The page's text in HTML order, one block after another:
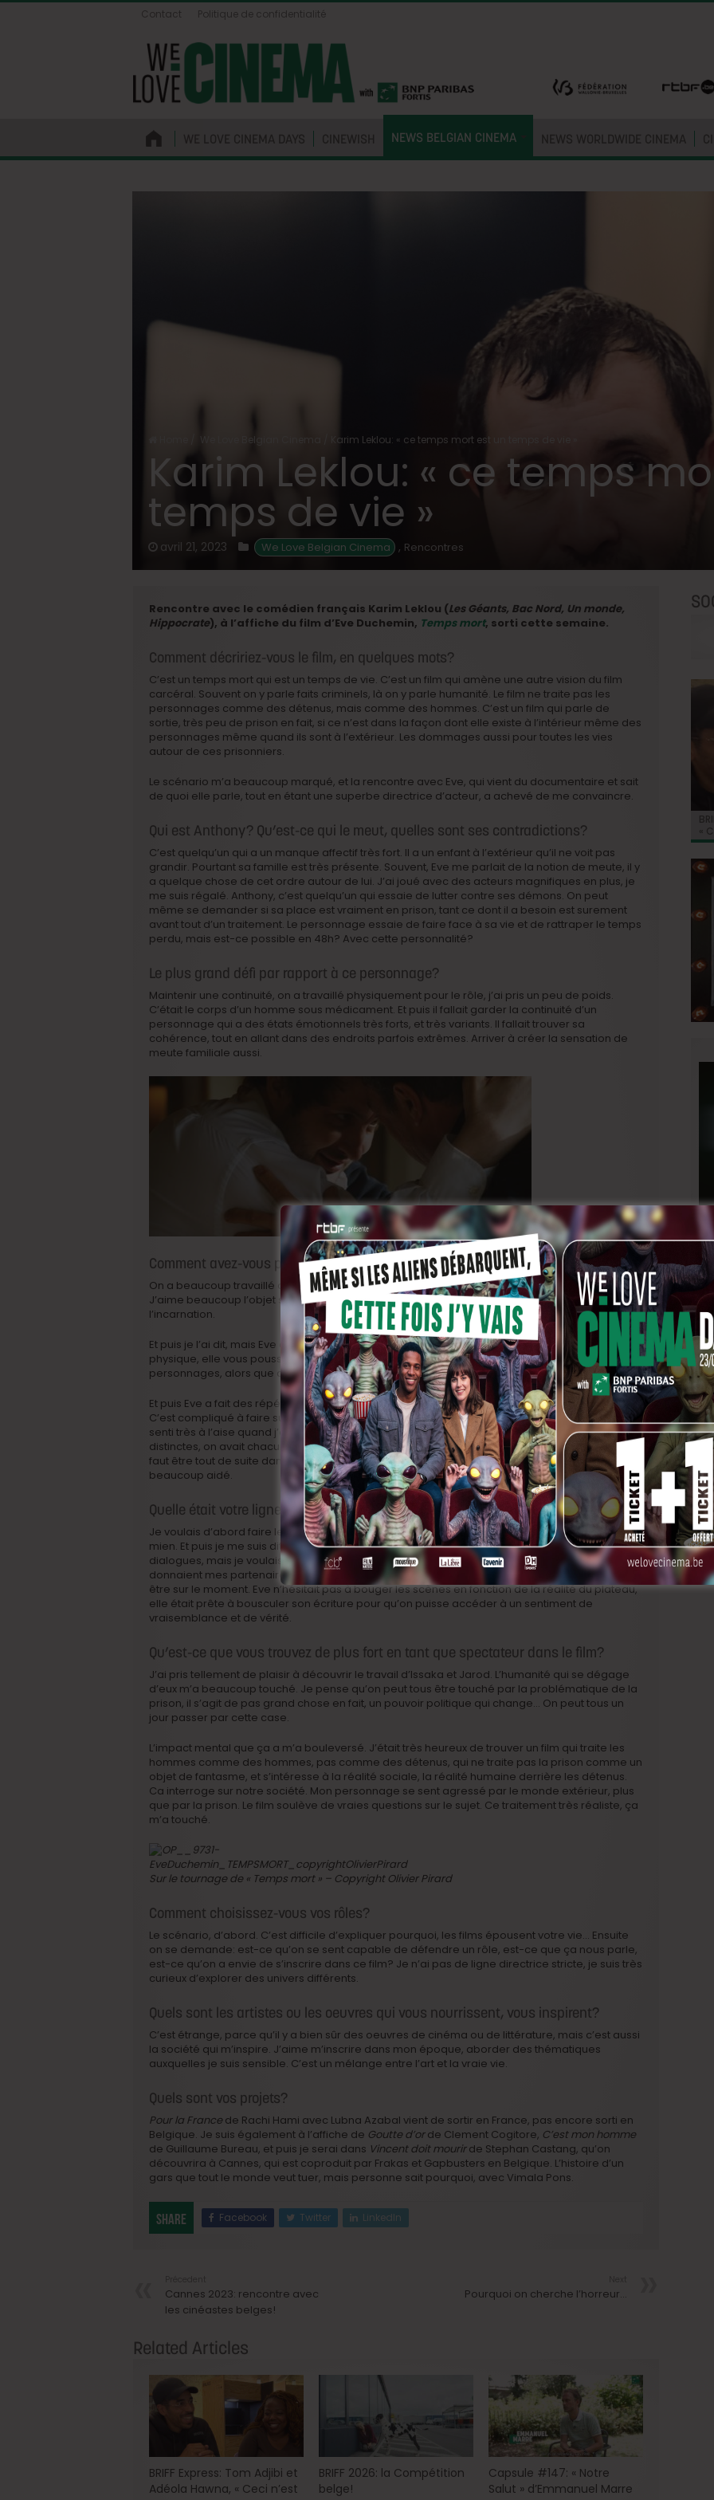
Contact Politique de confidentialité
WE LOVE CINEMA DAYS CINEWISH NEWS BELGIAN CINEMA NEWS WORLDWIDE CINEMA
We Love Belgian Cinema Karim Leklou: « ce temps mort est un temps de vie »
Karim Leklou: « ce temps
temps de vie »
avril 21, 2023 We Love Belgian Cinema , Rencontres
Rencontre avec le comédien français Karim Leklou (Les Géants, Bac Nord, Un monde,
Hippocrate), à l’affiche du film d’Eve Duchemin, Temps mort, sorti cette semaine.
Comment décririez-vous le film, en quelques mots?
C’est un temps mort qui est un temps de vie. C’est un film qui amène une autre vision du film
carcéral. Souvent on y parle faits criminels, là on y parle humanité. Le film ne traite pas les
personnages comme des détenus, mais comme des hommes. C’est un film qui parle de
sortie, très peu de prison en fait, si ce n’est dans la façon dont elle existe à l’intérieur même des
personnages même quand ils sont à l’extérieur. Les dommages aussi pour toutes les vies
autour de ces prisonniers.
Le scénario m’a beaucoup marqué, et la rencontre avec Eve, qui vient du documentaire et sait
de quoi elle parle, tout en étant une superbe directrice d’acteur, a achevé de me convaincre.
Qui est Anthony? Qu’est-ce qui le meut, quelles sont ses contradictions?
C’est quelqu’un qui a un manque affectif très fort. Il a un enfant à l’extérieur qu’il ne voit pas
grandir. Pourtant sa famille est très présente. Souvent, Eve me parlait de la notion de meute, il y
a quelque chose de cet ordre autour de lui. J’ai joué avec des acteurs magnifiques en plus, je
me suis régalé. Anthony, c’est quelqu’un qui essaie de lutter contre ses démons. On peut
même se demander si sa place est vraiment en prison, tant ce dont il a besoin est surement
avant tout d’un traitement. Le personnage essaie de faire face à sa vie et de rattraper le temps
perdu, mais est-ce possible en 48h? Avec cette personnalité?
Le plus grand défi par rapport à ce personnage?
Maintenir une continuité, on a travaillé physiquement pour le rôle, j’ai pris un peu de poids.
C’était le corps d’un homme sous médicament. Et puis il fallait garder la continuité d’un
personnage qui a des états émotionnels très forts, et très variants. Il fallait trouver sa
cohérence, tout en allant dans des endroits parfois extrêmes. Arriver à créer la sensation de
meute familiale aussi.
Comment avez-vous préparé le rôle?
On a beaucoup travaillé autour du scénario avec Eve. Je lui ai beaucoup pris la tête je crois.
J’aime beaucoup l’objet scénaristique, qui me donne vraiment une première vision de
l’incarnation.
Et puis je l’ai dit, mais Eve est une magnifique directrice d’acteur, elle est avec vous, c’est
physique, elle vous pousse. Elle a été la garante de la justesse sur l’ensemble du parcours du
personnages, alors que c’était dur de l’emmener tous ces états.
Et puis Eve a fait des répétitions, ce qui a permis de créer un sentiment de proximité, de famille.
C’est compliqué à faire surgir quand on n’a jamais rencontré les partenaires de jeu. Je me suis
senti très à l’aise quand j’ai dû jouer. Comme c’était trois personnages, et trois histoires
distinctes, on avait chacun un temps court de jeu, deux semaines, deux semaines et demi, il
faut être tout de suite dans l’action. Tout de suite entrer dans les scènes. Les répétitions m’ont
beaucoup aidé.
Quelle était votre ligne directrice, qu’est-ce qui vous a guidé?
Je voulais d’abord faire le travail du corps, me sentir dans un corps qui était un peu différent du
mien. Et puis je me suis dit que je voulais jouer beaucoup l’instant T. C’était très cadré pour les
dialogues, mais je voulais accéder à un sentiment de liberté dans le jeu, jouer avec ce que me
donnaient mes partenaires. Il fallait être dans l’instant présent, pas fabriquer, mais incarner,
être sur le moment. Eve n’hésitait pas à bouger les scènes en fonction de la réalité du plateau,
elle était prête à bousculer son écriture pour qu’on puisse accéder à un sentiment de
vraisemblance et de vérité.
Qu’est-ce que vous trouvez de plus fort en tant que spectateur dans le film?
J’ai pris tellement de plaisir à découvrir le travail d’Issaka et Jarod. L’humanité qui se dégage
d’eux m’a beaucoup touché. Je pense qu’on peut tous être touché par la problématique de la
prison, il s’agit de pas grand chose en fait, un pouvoir politique qui change… On peut tous un
jour passer par cette case.
L’impact mental que ça a m’a bouleversé. J’était très heureux de trouver un film qui traite les
hommes comme des hommes, pas comme des détenus, qui ne traite pas la prison comme un
objet de fantasme, et s’intéresse à la réalité sociale, la réalité humaine derrière les détenus.
Ca interroge sur notre société. Mon personnage se sent agressé par le monde extérieur, plus
que par la prison. Le film soulève de vraies questions sur le sujet. Ce traitement très réaliste, ça
m’a touché.
Sur le tournage de « Temps mort » – Copyright Olivier Pirard
Comment choisissez-vous vos rôles?
Le scénario, d’abord. C’est difficile d’expliquer pourquoi, les films épousent votre vie… Ensuite
on se demande: est-ce qu’on se sent capable de défendre un rôle, est-ce que ça nous parle,
est-ce qu’on a envie de s’inscrire dans ce film? Je n’ai pas de ligne directrice stricte, je suis très
curieux d’explorer des univers différents.
Quels sont les artistes ou les oeuvres qui vous nourrissent, vous inspirent?
C’est étrange, parce qu’il y a bien sûr des oeuvres de cinéma ou de littérature, mais c’est aussi
la société qui m’inspire. J’aime m’inscrire dans mon époque, aborder des thématiques
auxquelles je suis sensible. C’est un mélange entre l’art et la vraie vie.
Quels sont vos projets?
Pour la France de Rachi Hami avec Lubna Azabal vient de sortir en France, pas encore sorti en
Belgique. Je suis également à l’affiche de Goutte d’orde Clement Cogitore, C’est mon homme
de Guillaume Bureau, et puis je serai dans Vincent doit mourirde Stephan Castang, qu’on
découvrira à Cannes, qui est coproduit par Frakas et Gapbusters en Belgique. L’histoire d’un
gars que tout le monde veut tuer, mais personne sait pourquoi, avec Vimala Pons.
Share Facebook Twitter LinkedIn
Cannes 2023: rencontre avec
les cinéastes belges!
Pourquoi on cherche l’horreur…
Related Articles
BRIFF Express: Tom Adjibi et
Adéola Hawna, « Ceci n’est
BRIFF 2026: la Compétition
belge!
Capsule #147: « Notre
Salut » d’Emmanuel Marre
«
du
«